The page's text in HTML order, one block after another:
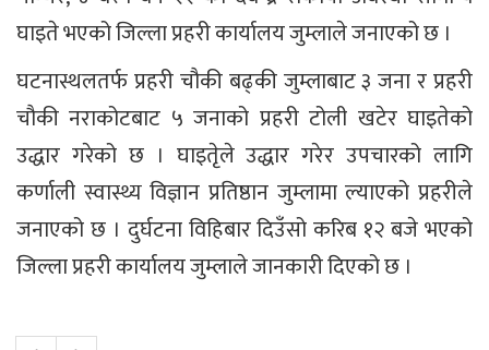
घाइते भएको जिल्ला प्रहरी कार्यालय जुम्लाले जनाएको छ ।
घटनास्थलतर्फ प्रहरी चौकी बढ्की जुम्लाबाट ३ जना र प्रहरी
चौकी नराकोटबाट ५ जनाको प्रहरी टोली खटेर घाइतेको
उद्धार गरेको छ । घाइतेृले उद्धार गरेर उपचारको लागि
कर्णाली स्वास्थ्य विज्ञान प्रतिष्ठान जुम्लामा ल्याएको प्रहरीले
जनाएको छ । दुर्घटना विहिबार दिउँसो करिब १२ बजे भएको
जिल्ला प्रहरी कार्यालय जुम्लाले जानकारी दिएको छ ।